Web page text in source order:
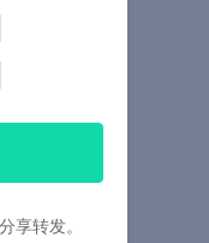
享转发。